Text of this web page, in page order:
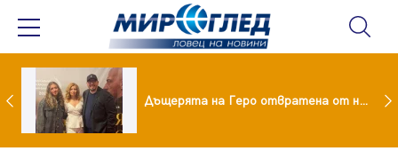
Тодор Батков омъжи дъщеря си Калина! Дъщерята на Геро отвратена от него след развода!